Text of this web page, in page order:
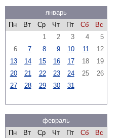
январь
Пн
Вт Ср Чт Пт Сб
Вс
1
2 3 4
5
6
7 8 9 10 11
12
13
14 15 16 17 18
19
20
21 22 23 24 25
26
27
28 29 30 31
февраль
Пн
Вт Ср Чт Пт Сб
Вс